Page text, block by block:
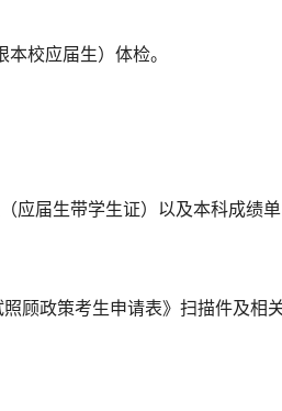
校应届生）体检。
应届生带学生证）以及本科成绩
顾政策考生申请表》扫描件及相